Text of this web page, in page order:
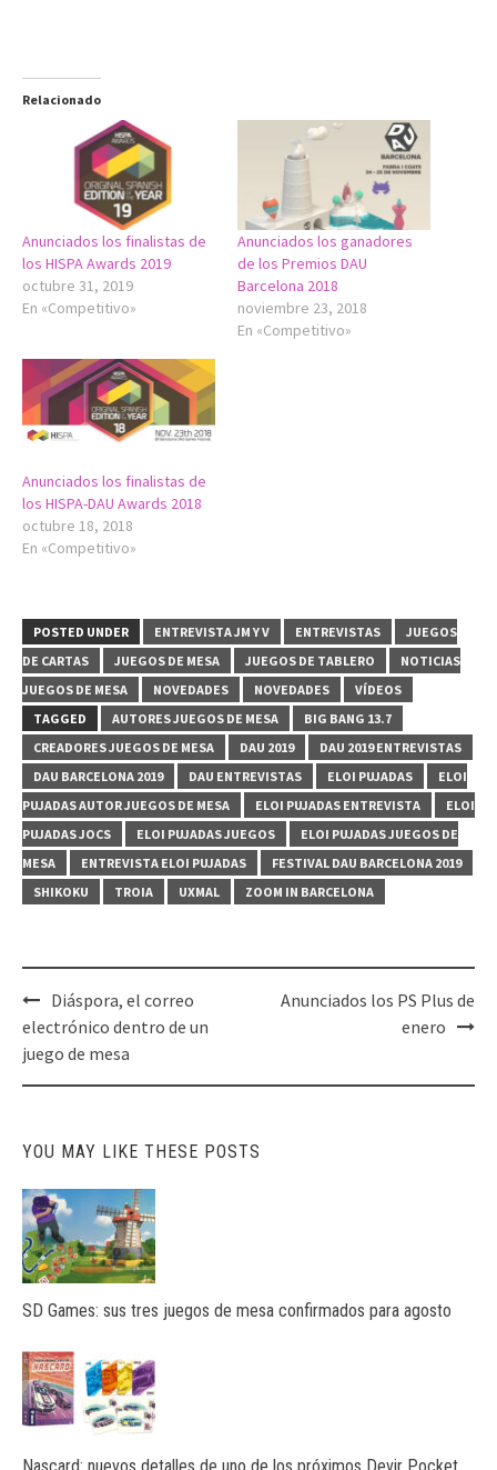
Relacionado
Anunciados los finalistas de
los HISPA Awards 2019
octubre 31, 2019
En «Competitivo»
Anunciados los ganadores
de los Premios DAU
Barcelona 2018
noviembre 23, 2018
En «Competitivo»
Anunciados los finalistas de
los HISPA-DAU Awards 2018
octubre 18, 2018
En «Competitivo»
POSTED UNDER ENTREVISTA JM Y V ENTREVISTAS
JUEGOS
DE CARTAS
JUEGOS DE MESA JUEGOS DE TABLERO
NOTICIAS
JUEGOS DE MESA
NOVEDADES NOVEDADES
VÍDEOS
TAGGED
AUTORES JUEGOS DE MESA
BIG BANG 13.7
CREADORES JUEGOS DE MESA
DAU 2019
DAU 2019 ENTREVISTAS
DAU BARCELONA 2019
DAU ENTREVISTAS ELOI PUJADAS
ELOI
PUJADAS AUTOR JUEGOS DE MESA
ELOI PUJADAS ENTREVISTA
ELOI
PUJADAS JOCS
ELOI PUJADAS JUEGOS
ELOI PUJADAS JUEGOS DE
MESA
ENTREVISTA ELOI PUJADAS
FESTIVAL DAU BARCELONA 2019
SHIKOKU
TROIA UXMAL ZOOM IN BARCELONA
Post
navigation
Diáspora, el correo
electrónico dentro de un
juego de mesa
Anunciados los PS Plus de
enero
YOU MAY LIKE THESE POSTS
SD Games: sus tres juegos de mesa confirmados para agosto
Nascard: nuevos detalles de uno de los próximos Devir Pocket